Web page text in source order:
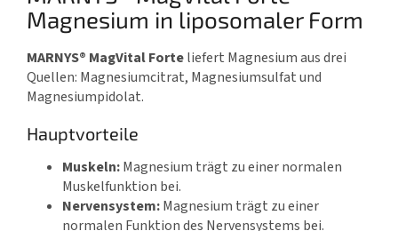
Magnesium in liposomaler Form
MARNYS® MagVital Forteliefert Magnesium aus drei
Quellen: Magnesiumcitrat, Magnesiumsulfat und
Magnesiumpidolat.
Hauptvorteile
Muskeln:Magnesium trägt zu einer normalen
Muskelfunktion bei.
Nervensystem:Magnesium trägt zu einer
normalen Funktion des Nervensystems bei.